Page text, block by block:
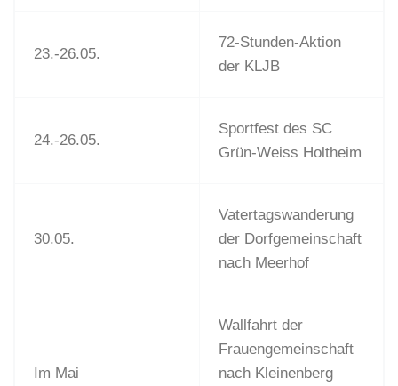
23.-26.05.
72-Stunden-Aktion
der KLJB
24.-26.05.
Sportfest des SC
Grün-Weiss Holtheim
30.05.
Vatertagswanderung
der Dorfgemeinschaft
nach Meerhof
Im Mai
Wallfahrt der
Frauengemeinschaft
nach Kleinenberg